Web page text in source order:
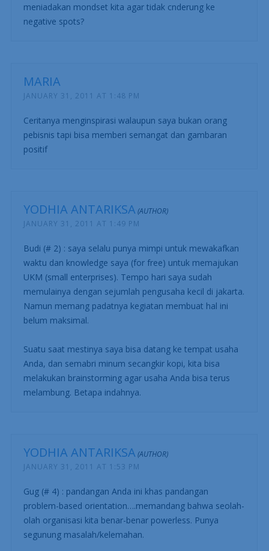
meniadakan mondset kita agar tidak cnderung ke
negative spots?
MARIA
JANUARY 31, 2011 AT 1:48 PM
Ceritanya menginspirasi walaupun saya bukan orang
pebisnis tapi bisa memberi semangat dan gambaran
positif
YODHIA ANTARIKSA
JANUARY 31, 2011 AT 1:49 PM
Budi (# 2) : saya selalu punya mimpi untuk mewakafkan
waktu dan knowledge saya (for free) untuk memajukan
UKM (small enterprises). Tempo hari saya sudah
memulainya dengan sejumlah pengusaha kecil di jakarta.
Namun memang padatnya kegiatan membuat hal ini
belum maksimal.
Suatu saat mestinya saya bisa datang ke tempat usaha
Anda, dan semabri minum secangkir kopi, kita bisa
melakukan brainstorming agar usaha Anda bisa terus
melambung. Betapa indahnya.
YODHIA ANTARIKSA
JANUARY 31, 2011 AT 1:53 PM
Gug (# 4) : pandangan Anda ini khas pandangan
problem-based orientation….memandang bahwa seolah-
olah organisasi kita benar-benar powerless. Punya
segunung masalah/kelemahan.